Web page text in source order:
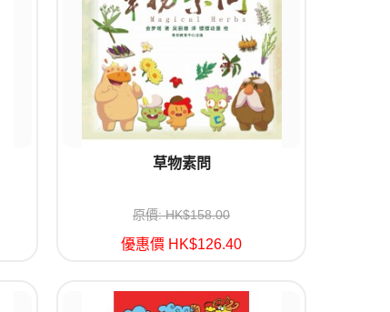
草物素問
原價: HK$158.00
優惠價 HK$126.40